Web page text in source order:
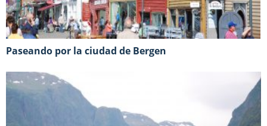
Paseando por la ciudad de Bergen